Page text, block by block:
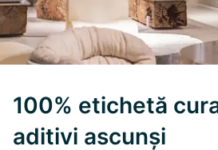
100% etichetă
aditivi ascunși